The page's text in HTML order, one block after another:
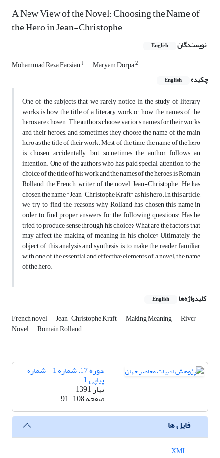
A New View of the Novel: Choosing the Name of
the Hero in Jean-Christophe
نویسندگان English
Mohammad Reza Farsian1 Maryam Dorpa2
چکیده English
One of the subjects that we rarely notice in the study of literary
works is how the title of a literary work or how the names of the
heros are chosen. The authors choose various names for their works
and their heroes, and sometimes they choose the name of the main
hero as the title of their work. Most of the time, the name of the hero
is chosen accidentally, but sometimes the author follows an
intention. One of the authors who has paid special attention to the
choice of the title of his work and the names of the heroes, is Romain
Rolland, the French writer of the novel Jean-Christophe. He has
chosen the name "Jean-Christophe Kraft" as his hero. In this article,
we try to find the reasons why Rolland has chosen this name in
order to find proper answers for the following questions: Has he
tried to produce sense through his choice? What are the factors that
may affect the making of meaning in his choice? Ultimately, the
object of this analysis and synthesis is to make the reader familiar
with one of the essential and effective elements of a novel; the name
of the hero.
کلیدواژه‌ها English
French novel Jean-Christophe Kraft Making Meaning River
Novel Romain Rolland
دوره 17، شماره 1 - شماره
پیاپی 1
بهار 1391
صفحه91-108
فایل ها